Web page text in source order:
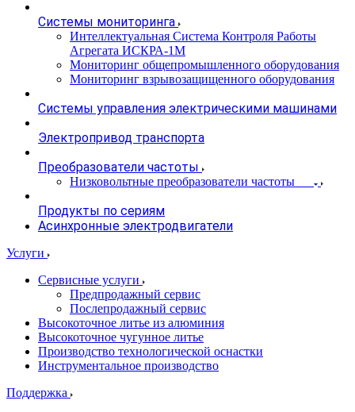
Системы мониторинга
Интеллектуальная Система Контроля Работы
Агрегата ИСКРА-1М
Мониторинг общепромышленного оборудования
Мониторинг взрывозащищенного оборудования
Системы управления электрическими машинами
Электропривод транспорта
Преобразователи частоты
Низковольтные преобразователи частоты
Продукты по сериям
Асинхронные электродвигатели
Услуги
Сервисные услуги
Предпродажный сервис
Послепродажный сервис
Высокоточное литье из алюминия
Высокоточное чугунное литье
Производство технологической оснастки
Инструментальное производство
Поддержка